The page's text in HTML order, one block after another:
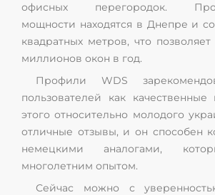
офисных перегородок.
мощности находятся в Днепре и
квадратных метров, что
миллионов окон в год.
Профили WDS
пользователей как
этого относительно молодого
отличные отзывы, и он способен
немецкими аналогами,
многолетним опытом.
Сейчас можно с